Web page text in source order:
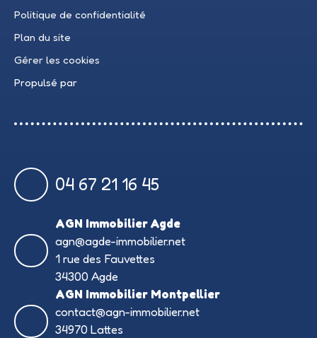
Politique de confidentialité
Plan du site
Gérer les cookies
Propulsé par
04 67 21 16 45
AGN Immobilier Agde
agn@agde-immobilier.net
1 rue des Fauvettes
34300 Agde
AGN Immobilier Montpellier
contact@agn-immobilier.net
34970 Lattes